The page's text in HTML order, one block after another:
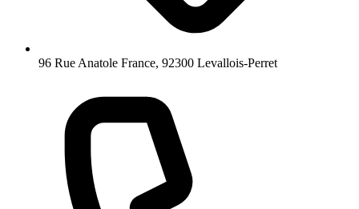
96 Rue Anatole France, 92300 Levallois-Perret